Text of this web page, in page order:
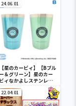
24.06.01
【星のカービィ】【Bブル
ー＆グリーン】星のカー
ビィなかよしステンレス
アタンブラー
22.04.01